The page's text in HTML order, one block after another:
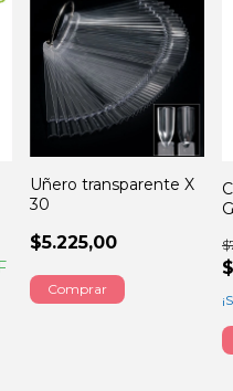
Uñero transparente X
30
$5.225,00